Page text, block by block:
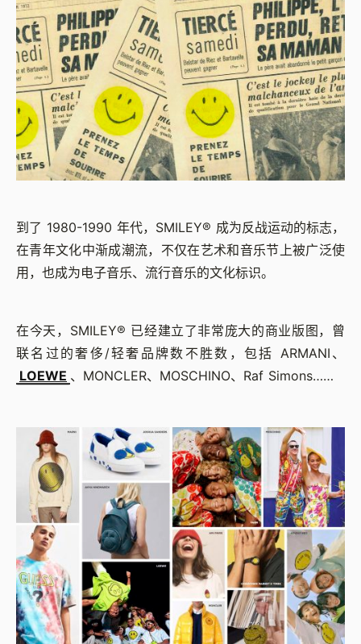
到了 1980-1990 年代，SMILEY® 成为反战运动的标志，
在青年文化中渐成潮流，不仅在艺术和音乐节上被广泛使
用，也成为电子音乐、流行音乐的文化标识。
在今天，SMILEY® 已经建立了非常庞大的商业版图，曾
联名过的奢侈/轻奢品牌数不胜数，包括 ARMANI、
LOEWE 、MONCLER、MOSCHINO、Raf Simons……